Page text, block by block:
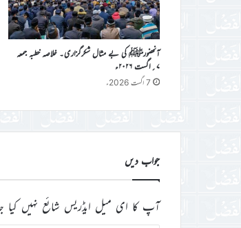
آنحضورﷺ کی بے مثال شکرگزاری۔ خلاصہ خطبہ جمعہ
۷؍اگست ۲۰۲۶ء
7 اگست 2026ء
جواب دیں
آپ کا ای میل ایڈریس شائع نہیں کیا